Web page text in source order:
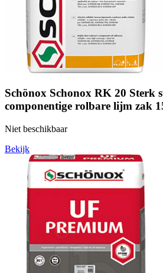
Schönox Schonox RK 20 Sterk
componentige rolbare lijm zak
Niet beschikbaar
Bekijk